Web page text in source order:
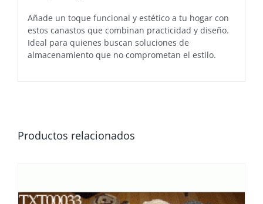
Añade un toque funcional y estético a tu hogar con
estos canastos que combinan practicidad y diseño.
Ideal para quienes buscan soluciones de
almacenamiento que no comprometan el estilo.
Productos relacionados